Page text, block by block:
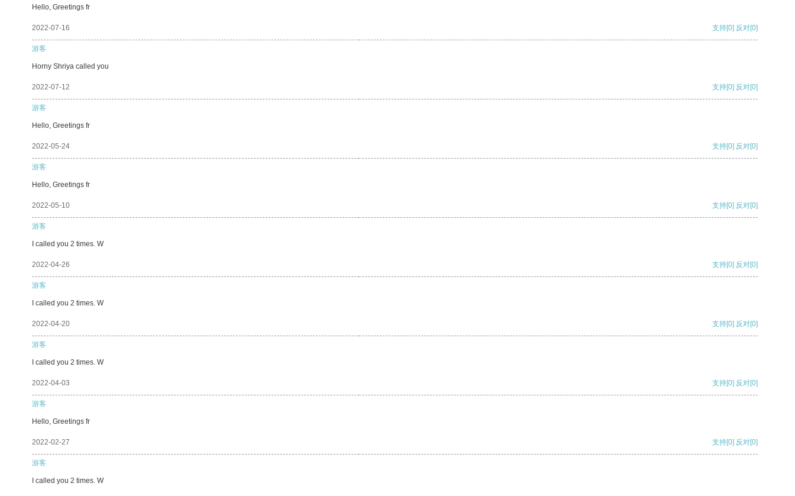
Hello, Greetings fr
2022-07-16 支持[0] 反对[0]
游客
Horny Shriya called you
2022-07-12 支持[0] 反对[0]
游客
Hello, Greetings fr
2022-05-24 支持[0] 反对[0]
游客
Hello, Greetings fr
2022-05-10 支持[0] 反对[0]
游客
I called you 2 times. W
2022-04-26 支持[0] 反对[0]
游客
I called you 2 times. W
2022-04-20 支持[0] 反对[0]
游客
I called you 2 times. W
2022-04-03 支持[0] 反对[0]
游客
Hello, Greetings fr
2022-02-27 支持[0] 反对[0]
游客
I called you 2 times. W